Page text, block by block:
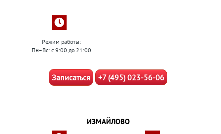
Режим работы:
Пн–Вс: с 9:00 до 21:00
Записаться +7 (495) 023-56-06
ИЗМАЙЛОВО